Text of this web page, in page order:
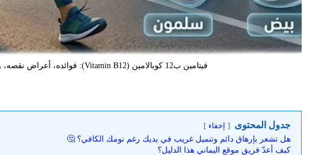
فيتامين ب12 كوبالامين (‏Vitamin B12‎‏): فوائده، أعراض نقصه، وأضرار زيادته‏
جدول المحتوى إخفاء
هل تشعر بإرهاق دائم وتنميل غريب في يديك رغم نومك الكافي؟ 🤔
كيف أعدّ فريق موقع اليماني هذا الدليل؟